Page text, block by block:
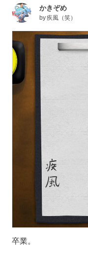
かきぞめ
by疾風（笑）
卒業。